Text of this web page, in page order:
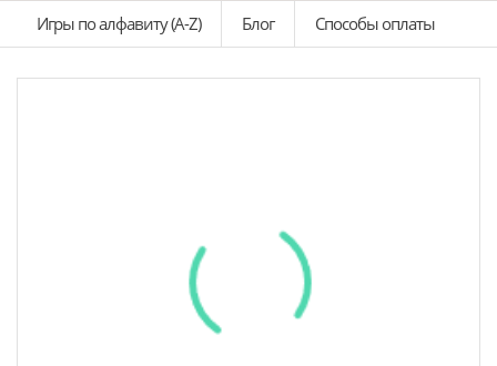
Игры по алфавиту (A-Z)
Блог Способы оплаты